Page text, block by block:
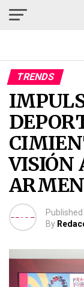
TRENDS
VISIÓN
Published
By